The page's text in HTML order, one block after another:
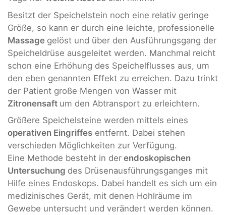
Besitzt der Speichelstein noch eine relativ geringe
Größe, so kann er durch eine leichte, professionelle
Massage gelöst und über den Ausführungsgang der
Speicheldrüse ausgeleitet werden. Manchmal reicht
schon eine Erhöhung des Speichelflusses aus, um
den eben genannten Effekt zu erreichen. Dazu trinkt
der Patient große Mengen von Wasser mit
Zitronensaft um den Abtransport zu erleichtern.
Größere Speichelsteine werden mittels eines
operativen Eingriffes entfernt. Dabei stehen
verschieden Möglichkeiten zur Verfügung.
Eine Methode besteht in der endoskopischen
Untersuchung des Drüsenausführungsganges mit
Hilfe eines Endoskops. Dabei handelt es sich um ein
medizinisches Gerät, mit denen Hohlräume im
Gewebe untersucht und verändert werden können.